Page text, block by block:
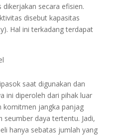
secara efisien.
disebut kapasitas
Hal ini terkadang terdapat
saat digunakan dan
ini diperoleh dari pihak luar
komitmen jangka panjag
daya tertentu. Jadi,
hanya sebatas jumlah yang